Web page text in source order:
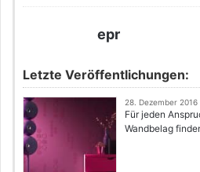
epr
Letzte Veröffentlichungen:
28. Dezember 2016
Für jeden
Wandbelag